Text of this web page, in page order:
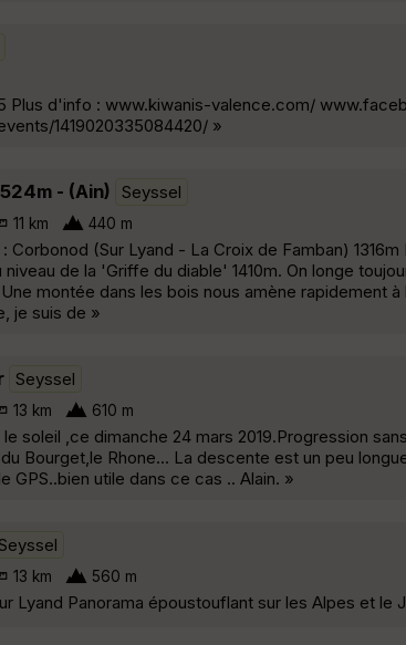
Plus d'info : www.kiwanis-valence.com/
1419020335084420/ »
- (Ain) Seyssel
11 km 440 m
Corbonod (Sur Lyand - La Croix de Famban)
de la 'Griffe du diable' 1410m. On longe
Une montée dans les bois nous amène rapidement
je suis de »
Seyssel
13 km 610 m
soleil ,ce dimanche 24 mars 2019.Progression
Bourget,le Rhone... La descente est un peu
GPS..bien utile dans ce cas .. Alain. »
13 km 560 m
Lyand Panorama époustouflant sur les Alpes et